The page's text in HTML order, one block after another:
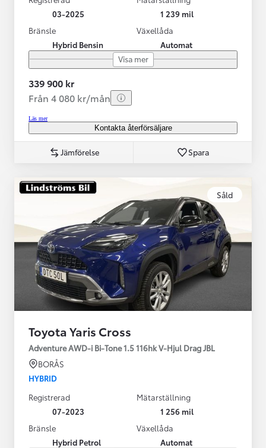
03-2025
1 239 mil
Bränsle
Hybrid Bensin
Växellåda
Automat
Visa mer
339 900 kr
Från 4 080 kr/mån
Läs mer
Kontakta återförsäljare
Jämförelse Spara
Såld
Toyota Yaris Cross
Adventure AWD-i Bi-Tone 1.5 116hk V-Hjul Drag JBL
BORÅS
HYBRID
Registrerad
07-2023
Mätarställning
1 256 mil
Bränsle
Hybrid Petrol
Växellåda
Automat